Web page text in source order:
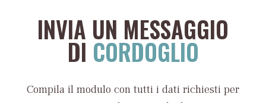
INVIA UN MESSAGGIO
DI CORDOGLIO
Compila il modulo con tutti i dati richiesti per